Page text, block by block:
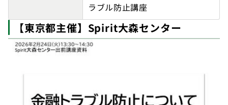
ラブル防止講座
【東京都主催】Spirit大森センター